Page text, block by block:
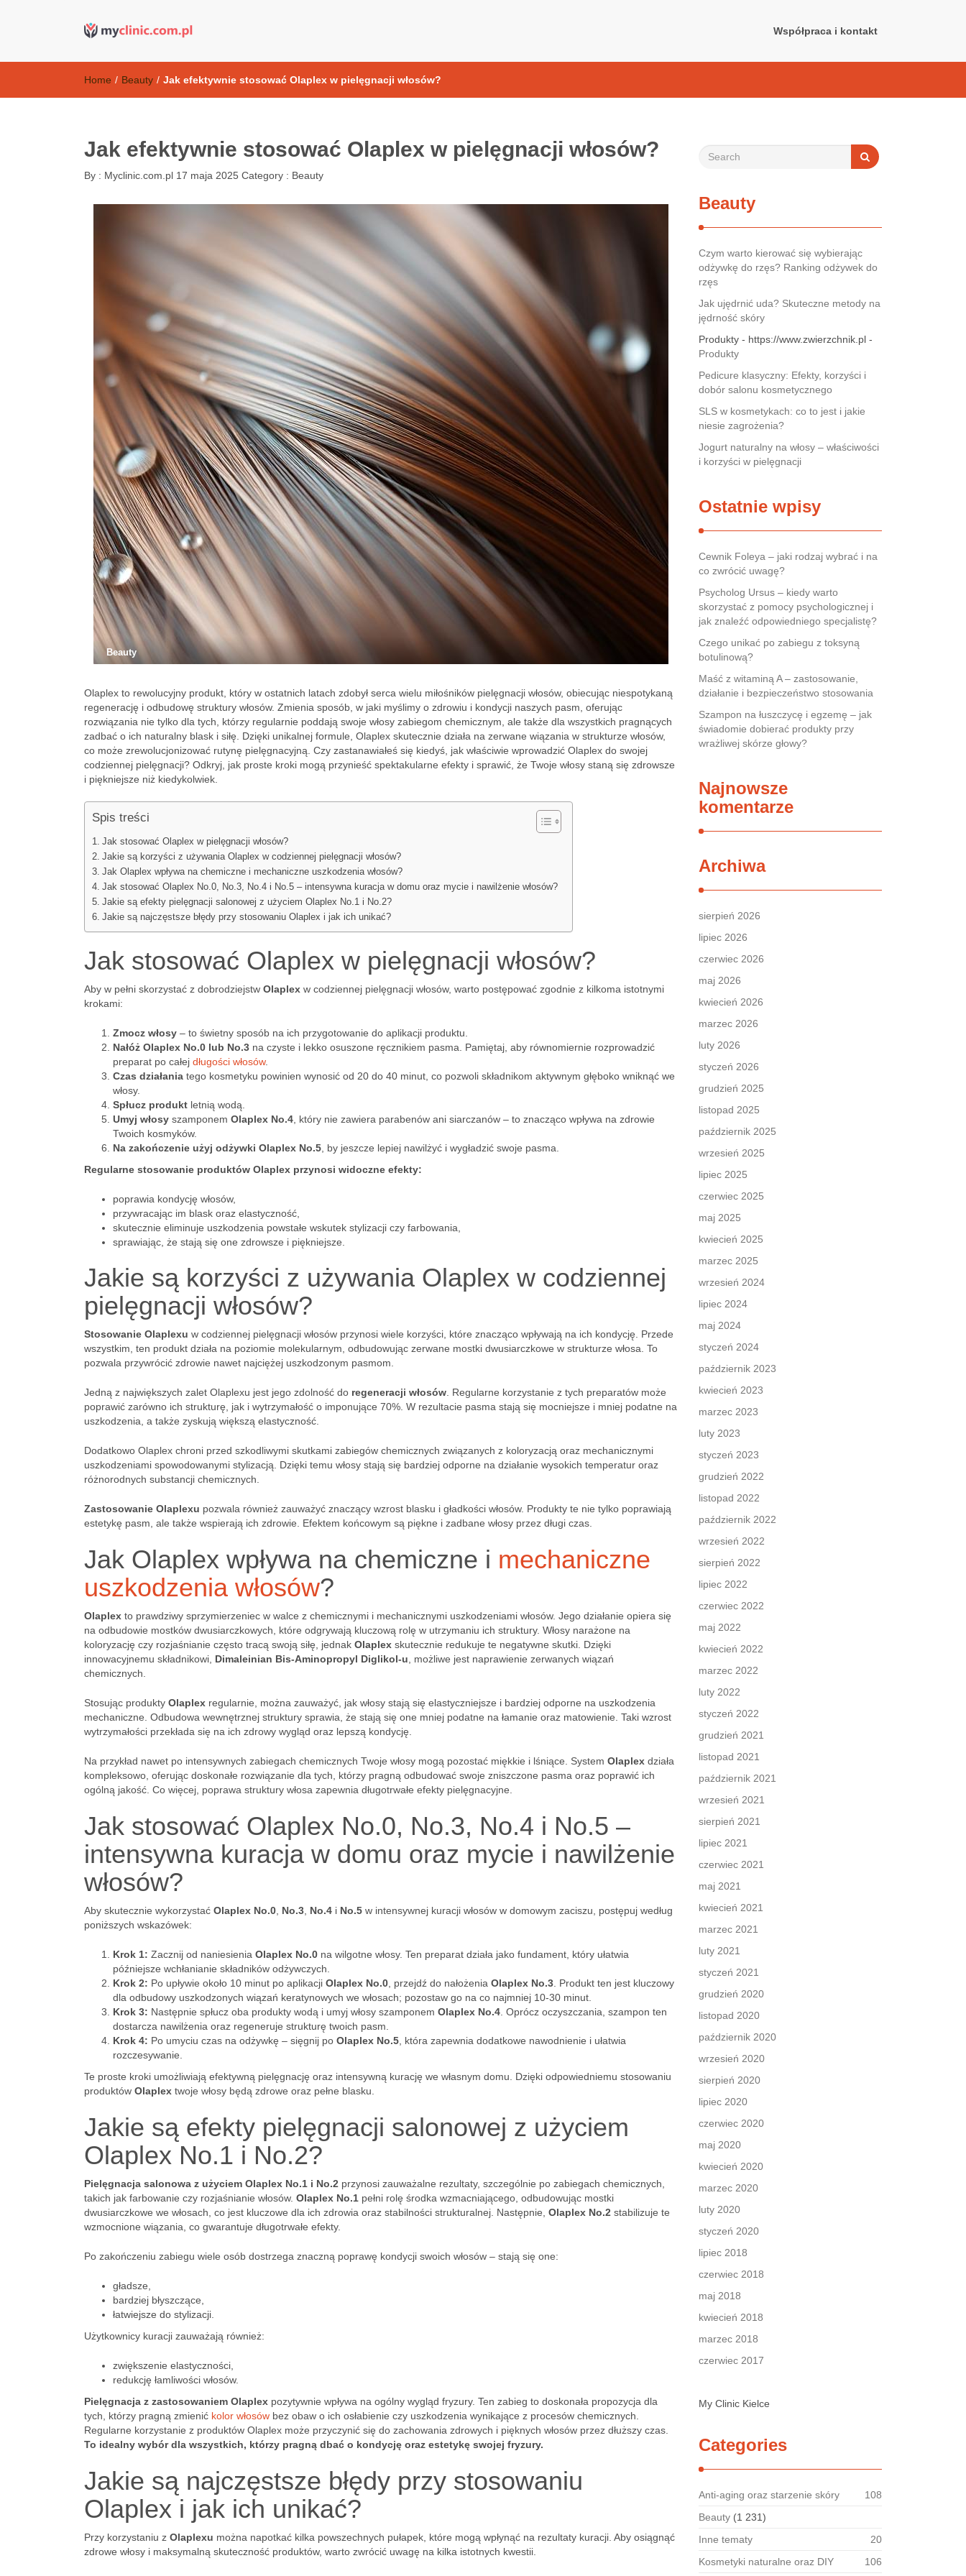
Współpraca i kontakt
Home / Beauty / Jak efektywnie stosować Olaplex w pielęgnacji włosów?
Jak efektywnie stosować Olaplex w pielęgnacji włosów?
By : Myclinic.com.pl 17 maja 2025 Category : Beauty
Beauty
Olaplex to rewolucyjny produkt, który w ostatnich latach zdobył serca wielu miłośników pielęgnacji włosów, obiecując niespotykaną
regenerację i odbudowę struktury włosów. Zmienia sposób, w jaki myślimy o zdrowiu i kondycji naszych pasm, oferując
rozwiązania nie tylko dla tych, którzy regularnie poddają swoje włosy zabiegom chemicznym, ale także dla wszystkich pragnących
zadbać o ich naturalny blask i siłę. Dzięki unikalnej formule, Olaplex skutecznie działa na zerwane wiązania w strukturze włosów,
co może zrewolucjonizować rutynę pielęgnacyjną. Czy zastanawiałeś się kiedyś, jak właściwie wprowadzić Olaplex do swojej
codziennej pielęgnacji? Odkryj, jak proste kroki mogą przynieść spektakularne efekty i sprawić, że Twoje włosy staną się zdrowsze
i piękniejsze niż kiedykolwiek.
Spis treści
Jak stosować Olaplex w pielęgnacji włosów?
Jakie są korzyści z używania Olaplex w codziennej pielęgnacji włosów?
Jak Olaplex wpływa na chemiczne i mechaniczne uszkodzenia włosów?
Jak stosować Olaplex No.0, No.3, No.4 i No.5 – intensywna kuracja w domu oraz mycie i nawilżenie włosów?
Jakie są efekty pielęgnacji salonowej z użyciem Olaplex No.1 i No.2?
Jakie są najczęstsze błędy przy stosowaniu Olaplex i jak ich unikać?
Jak stosować Olaplex w pielęgnacji włosów?
Aby w pełni skorzystać z dobrodziejstw Olaplex w codziennej pielęgnacji włosów, warto postępować zgodnie z kilkoma istotnymi
krokami:
Zmocz włosy – to świetny sposób na ich przygotowanie do aplikacji produktu.
Nałóż Olaplex No.0 lub No.3 na czyste i lekko osuszone ręcznikiem pasma. Pamiętaj, aby równomiernie rozprowadzić
preparat po całej długości włosów.
Czas działania tego kosmetyku powinien wynosić od 20 do 40 minut, co pozwoli składnikom aktywnym głęboko wniknąć we
włosy.
Spłucz produkt letnią wodą.
Umyj włosy szamponem Olaplex No.4 , który nie zawiera parabenów ani siarczanów – to znacząco wpływa na zdrowie
Twoich kosmyków.
Na zakończenie użyj odżywki Olaplex No.5 , by jeszcze lepiej nawilżyć i wygładzić swoje pasma.
Regularne stosowanie produktów Olaplex przynosi widoczne efekty:
poprawia kondycję włosów,
przywracając im blask oraz elastyczność,
skutecznie eliminuje uszkodzenia powstałe wskutek stylizacji czy farbowania,
sprawiając, że stają się one zdrowsze i piękniejsze.
Jakie są korzyści z używania Olaplex w codziennej
pielęgnacji włosów?
Stosowanie Olaplexu w codziennej pielęgnacji włosów przynosi wiele korzyści, które znacząco wpływają na ich kondycję. Przede
wszystkim, ten produkt działa na poziomie molekularnym, odbudowując zerwane mostki dwusiarczkowe w strukturze włosa. To
pozwala przywrócić zdrowie nawet najciężej uszkodzonym pasmom.
Jedną z największych zalet Olaplexu jest jego zdolność do regeneracji włosów . Regularne korzystanie z tych preparatów może
poprawić zarówno ich strukturę, jak i wytrzymałość o imponujące 70%. W rezultacie pasma stają się mocniejsze i mniej podatne na
uszkodzenia, a także zyskują większą elastyczność.
Dodatkowo Olaplex chroni przed szkodliwymi skutkami zabiegów chemicznych związanych z koloryzacją oraz mechanicznymi
uszkodzeniami spowodowanymi stylizacją. Dzięki temu włosy stają się bardziej odporne na działanie wysokich temperatur oraz
różnorodnych substancji chemicznych.
Zastosowanie Olaplexu pozwala również zauważyć znaczący wzrost blasku i gładkości włosów. Produkty te nie tylko poprawiają
estetykę pasm, ale także wspierają ich zdrowie. Efektem końcowym są piękne i zadbane włosy przez długi czas.
Jak Olaplex wpływa na chemiczne i mechaniczne
uszkodzenia włosów?
Olaplex to prawdziwy sprzymierzeniec w walce z chemicznymi i mechanicznymi uszkodzeniami włosów. Jego działanie opiera się
na odbudowie mostków dwusiarczkowych, które odgrywają kluczową rolę w utrzymaniu ich struktury. Włosy narażone na
koloryzację czy rozjaśnianie często tracą swoją siłę, jednak Olaplex skutecznie redukuje te negatywne skutki. Dzięki
innowacyjnemu składnikowi, Dimaleinian Bis-Aminopropyl Diglikol-u , możliwe jest naprawienie zerwanych wiązań
chemicznych.
Stosując produkty Olaplex regularnie, można zauważyć, jak włosy stają się elastyczniejsze i bardziej odporne na uszkodzenia
mechaniczne. Odbudowa wewnętrznej struktury sprawia, że stają się one mniej podatne na łamanie oraz matowienie. Taki wzrost
wytrzymałości przekłada się na ich zdrowy wygląd oraz lepszą kondycję.
Na przykład nawet po intensywnych zabiegach chemicznych Twoje włosy mogą pozostać miękkie i lśniące. System Olaplex działa
kompleksowo, oferując doskonałe rozwiązanie dla tych, którzy pragną odbudować swoje zniszczone pasma oraz poprawić ich
ogólną jakość. Co więcej, poprawa struktury włosa zapewnia długotrwałe efekty pielęgnacyjne.
Jak stosować Olaplex No.0, No.3, No.4 i No.5 –
intensywna kuracja w domu oraz mycie i nawilżenie
włosów?
Aby skutecznie wykorzystać Olaplex No.0 No.3 No.4 i No.5 w intensywnej kuracji włosów w domowym zaciszu, postępuj według
poniższych wskazówek:
Krok 1: Zacznij od naniesienia Olaplex No.0 na wilgotne włosy. Ten preparat działa jako fundament, który ułatwia
późniejsze wchłanianie składników odżywczych.
Krok 2: Po upływie około 10 minut po aplikacji Olaplex No.0 , przejdź do nałożenia Olaplex No.3 . Produkt ten jest kluczowy
dla odbudowy uszkodzonych wiązań keratynowych we włosach; pozostaw go na co najmniej 10-30 minut.
Krok 3: Następnie spłucz oba produkty wodą i umyj włosy szamponem Olaplex No.4 . Oprócz oczyszczania, szampon ten
dostarcza nawilżenia oraz regeneruje strukturę twoich pasm.
Krok 4: Po umyciu czas na odżywkę – sięgnij po Olaplex No.5 , która zapewnia dodatkowe nawodnienie i ułatwia
rozczesywanie.
Te proste kroki umożliwiają efektywną pielęgnację oraz intensywną kurację we własnym domu. Dzięki odpowiedniemu stosowaniu
produktów Olaplex twoje włosy będą zdrowe oraz pełne blasku.
Jakie są efekty pielęgnacji salonowej z użyciem
Olaplex No.1 i No.2?
Pielęgnacja salonowa z użyciem Olaplex No.1 i No.2 przynosi zauważalne rezultaty, szczególnie po zabiegach chemicznych,
takich jak farbowanie czy rozjaśnianie włosów. Olaplex No.1 pełni rolę środka wzmacniającego, odbudowując mostki
dwusiarczkowe we włosach, co jest kluczowe dla ich zdrowia oraz stabilności strukturalnej. Następnie, Olaplex No.2 stabilizuje te
wzmocnione wiązania, co gwarantuje długotrwałe efekty.
Po zakończeniu zabiegu wiele osób dostrzega znaczną poprawę kondycji swoich włosów – stają się one:
gładsze,
bardziej błyszczące,
łatwiejsze do stylizacji.
Użytkownicy kuracji zauważają również:
zwiększenie elastyczności,
redukcję łamliwości włosów.
Pielęgnacja z zastosowaniem Olaplex pozytywnie wpływa na ogólny wygląd fryzury. Ten zabieg to doskonała propozycja dla
tych, którzy pragną zmienić kolor włosów bez obaw o ich osłabienie czy uszkodzenia wynikające z procesów chemicznych.
Regularne korzystanie z produktów Olaplex może przyczynić się do zachowania zdrowych i pięknych włosów przez dłuższy czas.
To idealny wybór dla wszystkich, którzy pragną dbać o kondycję oraz estetykę swojej fryzury.
Jakie są najczęstsze błędy przy stosowaniu
Olaplex i jak ich unikać?
Przy korzystaniu z Olaplexu można napotkać kilka powszechnych pułapek, które mogą wpłynąć na rezultaty kuracji. Aby osiągnąć
zdrowe włosy i maksymalną skuteczność produktów, warto zwrócić uwagę na kilka istotnych kwestii.
Beauty
Czym warto kierować się wybierając
odżywkę do rzęs? Ranking odżywek do
rzęs
Jak ujędrnić uda? Skuteczne metody na
jędrność skóry
Produkty - https://www.zwierzchnik.pl -
Produkty
Pedicure klasyczny: Efekty, korzyści i
dobór salonu kosmetycznego
SLS w kosmetykach: co to jest i jakie
niesie zagrożenia?
Jogurt naturalny na włosy – właściwości
i korzyści w pielęgnacji
Ostatnie wpisy
Cewnik Foleya – jaki rodzaj wybrać i na
co zwrócić uwagę?
Psycholog Ursus – kiedy warto
skorzystać z pomocy psychologicznej i
jak znaleźć odpowiedniego specjalistę?
Czego unikać po zabiegu z toksyną
botulinową?
Maść z witaminą A – zastosowanie,
działanie i bezpieczeństwo stosowania
Szampon na łuszczycę i egzemę – jak
świadomie dobierać produkty przy
wrażliwej skórze głowy?
Najnowsze
komentarze
Archiwa
sierpień 2026
lipiec 2026
czerwiec 2026
maj 2026
kwiecień 2026
marzec 2026
luty 2026
styczeń 2026
grudzień 2025
listopad 2025
październik 2025
wrzesień 2025
lipiec 2025
czerwiec 2025
maj 2025
kwiecień 2025
marzec 2025
wrzesień 2024
lipiec 2024
maj 2024
styczeń 2024
październik 2023
kwiecień 2023
marzec 2023
luty 2023
styczeń 2023
grudzień 2022
listopad 2022
październik 2022
wrzesień 2022
sierpień 2022
lipiec 2022
czerwiec 2022
maj 2022
kwiecień 2022
marzec 2022
luty 2022
styczeń 2022
grudzień 2021
listopad 2021
październik 2021
wrzesień 2021
sierpień 2021
lipiec 2021
czerwiec 2021
maj 2021
kwiecień 2021
marzec 2021
luty 2021
styczeń 2021
grudzień 2020
listopad 2020
październik 2020
wrzesień 2020
sierpień 2020
lipiec 2020
czerwiec 2020
maj 2020
kwiecień 2020
marzec 2020
luty 2020
styczeń 2020
lipiec 2018
czerwiec 2018
maj 2018
kwiecień 2018
marzec 2018
czerwiec 2017
My Clinic Kielce
Categories
Anti-aging oraz starzenie skóry
108
Beauty (1 231)
Inne tematy
20
Kosmetyki naturalne oraz DIY
106